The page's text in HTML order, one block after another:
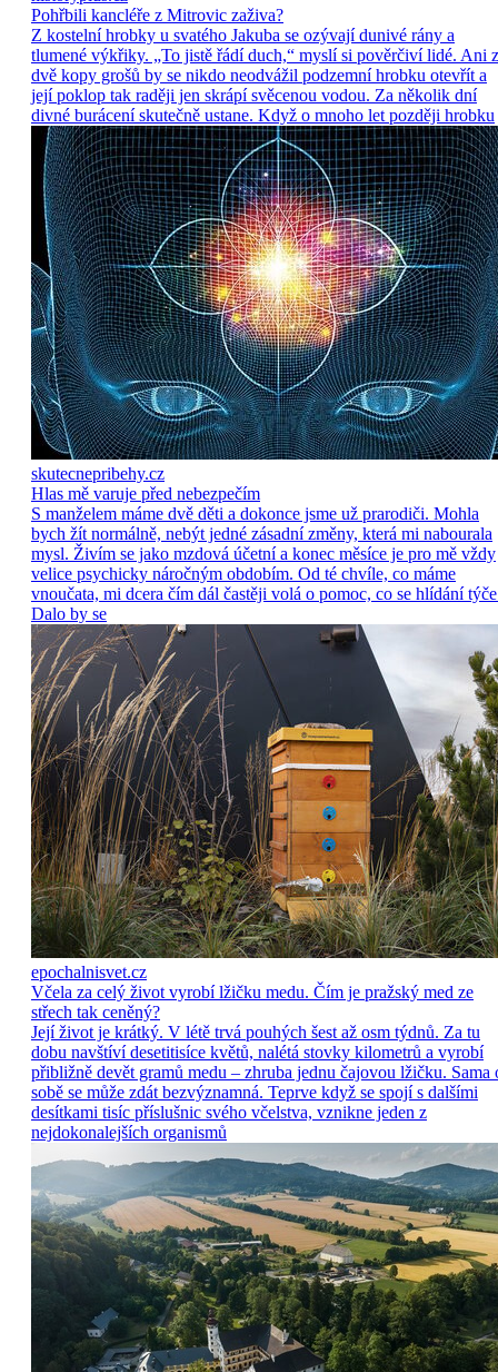
Pohřbili kancléře z Mitrovic zaživa?
Z kostelní hrobky u svatého Jakuba se ozývají dunivé rány a
tlumené výkřiky. „To jistě řádí duch,“ myslí si pověrčiví lidé. Ani
dvě kopy grošů by se nikdo neodvážil podzemní hrobku otevřít a
její poklop tak raději jen skrápí svěcenou vodou. Za několik dní
divné burácení skutečně ustane. Když o mnoho let později hrobku
skutecnepribehy.cz
Hlas mě varuje před nebezpečím
S manželem máme dvě děti a dokonce jsme už prarodiči. Mohla
bych žít normálně, nebýt jedné zásadní změny, která mi nabourala
mysl. Živím se jako mzdová účetní a konec měsíce je pro mě vždy
velice psychicky náročným obdobím. Od té chvíle, co máme
vnoučata, mi dcera čím dál častěji volá o pomoc, co se hlídání
Dalo by se
epochalnisvet.cz
Včela za celý život vyrobí lžičku medu. Čím je pražský med ze
střech tak ceněný?
Její život je krátký. V létě trvá pouhých šest až osm týdnů. Za tu
dobu navštíví desetitisíce květů, nalétá stovky kilometrů a vyrobí
přibližně devět gramů medu – zhruba jednu čajovou lžičku. Sama
sobě se může zdát bezvýznamná. Teprve když se spojí s dalšími
desítkami tisíc příslušnic svého včelstva, vznikne jeden z
nejdokonalejších organismů